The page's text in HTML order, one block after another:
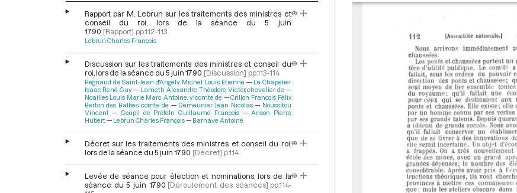
Rapport par M. Lebrun sur les traitements des ministres et
conseil du roi, lors de la séance du 5 juin
1790 [Rapport] pp.112-113
Lebrun Charles François
Discussion sur les traitements des ministres et conseil du
roi, lors de la séance du 5 juin 1790 [Discussion] pp.113-114
Regnaud de Saint-Jean d'Angely Michel Louis Etienne
Le Chapelier
Isaac René Guy
Lameth Alexandre Théodore Victor, chevalier de
Noailles Louis Marie Marc Antoine, vicomte de
Crillon François Félix
Berton des Balbes, comte de
Démeunier Jean Nicolas
Noussitou
Vincent
Goupil de Préfeln Guillaume François
Anson Pierre
Hubert
Lebrun Charles François Barnave Antoine
Décret sur les traitements des ministres et conseil du roi,
lors de la séance du 5 juin 1790 [Décret] p.114
Levée de séance pour élection et nominations, lors de la
séance du 5 juin 1790 [Déroulement des séances] pp.114-
s